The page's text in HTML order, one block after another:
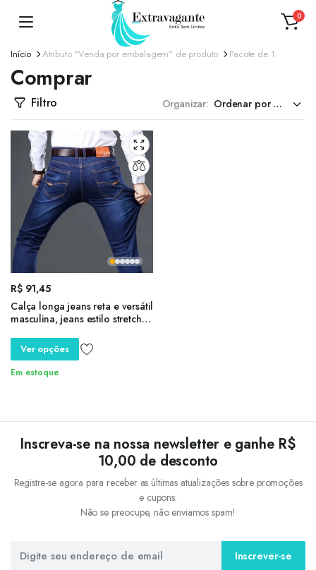
0
Início Atributo "Venda por embalagem" de produto Pacote de 1
Comprar
Filtro Organizar:
R$91,45
Calça longa jeans reta e versátil
masculina, jeans estilo stretch,
Ver opções
Em estoque
Inscreva-se na nossa newsletter e ganhe R$
10,00 de desconto
Registre-se agora para receber as últimas atualizações sobre promoções
e cupons.
Não se preocupe, não enviamos spam!
Inscrever-se